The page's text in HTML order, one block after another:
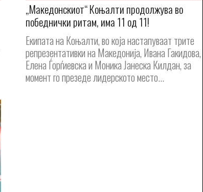
„Македонскиот“ Коњалти продолжува во
победнички ритам, има 11 од 11!
Екипата на Коњалти, во која настапуваат трите
репрезентативки на Македонија, Ивана Гакидова,
Елена Ѓорѓиевска и Моника Јанеска Килдан, за
момент го презеде лидерското место...